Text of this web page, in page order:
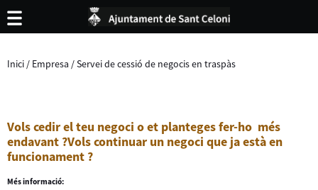
Inici / Empresa /Servei de cessió de negocis en traspàs
Vols cedir el teu negoci o et planteges fer-ho més
endavant ?Vols continuar un negoci que ja està en
funcionament ?
Més informació: